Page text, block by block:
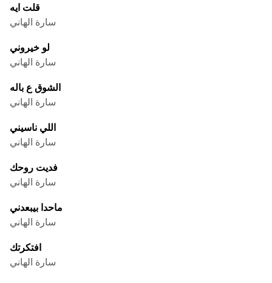
قلت ايه
سارة الهاني
لو خيروني
سارة الهاني
الشوق ع باله
سارة الهاني
اللي ناسيني
سارة الهاني
فديت روحك
سارة الهاني
ماحدا بيبعدني
سارة الهاني
افتكرتك
سارة الهاني